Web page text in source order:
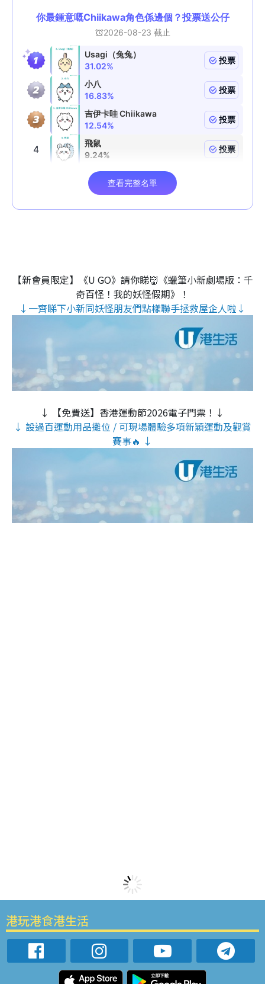
【新會員限定】《U GO》請你睇👹《蠟筆小新劇場版：千
奇百怪！我的妖怪假期》！
↓一齊睇下小新同妖怪朋友們點樣聯手拯救屋企人啦↓
↓ 【免費送】香港運動節2026電子門票！↓
↓ 設過百運動用品攤位 / 可現場體驗多項新穎運動及觀賞
賽事🔥 ↓
港玩港食港生活